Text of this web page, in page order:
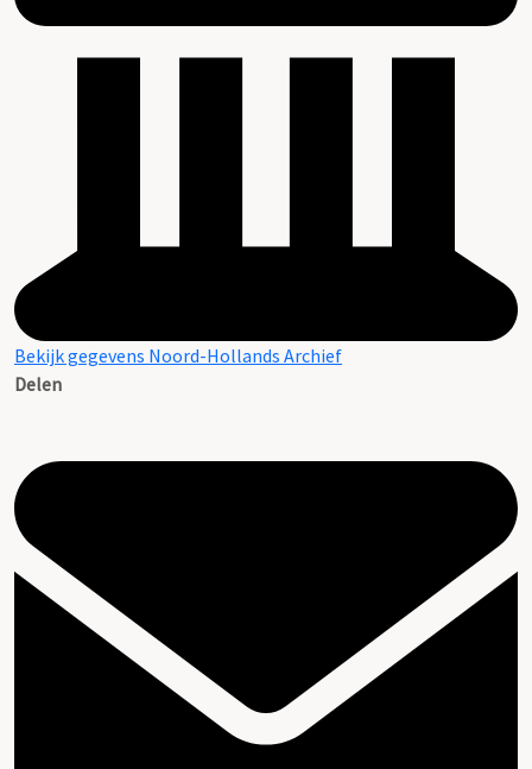
Bekijk gegevens Noord-Hollands Archief
Delen